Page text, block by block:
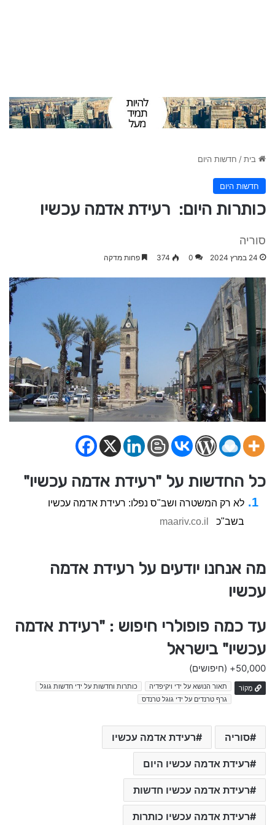
בית/ חדשות היום
חדשות היום
כותרות היום: רעידת אדמה עכשיו
סוריה
24 במרץ 2024 0
374 פחות מדקה
כל החדשות על "רעידת אדמה עכשיו"
לא רק המשטרה ושב"ס נפלו: רעידת אדמה עכשיו
בשב"כ
maariv.co.il
מה אנחנו יודעים על רעידת אדמה
עכשיו
עד כמה פופולרי חיפוש : "רעידת אדמה
עכשיו" בישראל
50,000+ (חיפושים)
מָקוֹר תאור הנושא על ידי ויקיפדיה
כותרות וחדשות על ידי חדשות גוגל
גרף טרנדים על ידי גוגל טרנדס
סוריה רעידת אדמה עכשיו
רעידת אדמה עכשיו היום
רעידת אדמה עכשיו חדשות
רעידת אדמה עכשיו כותרות